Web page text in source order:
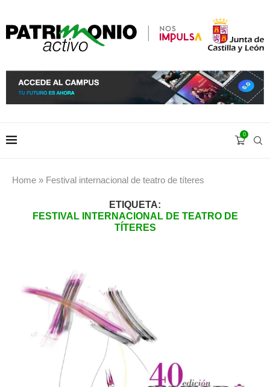
0
Home » Festival internacional de teatro de títeres
ETIQUETA:
FESTIVAL INTERNACIONAL DE TEATRO DE
TÍTERES